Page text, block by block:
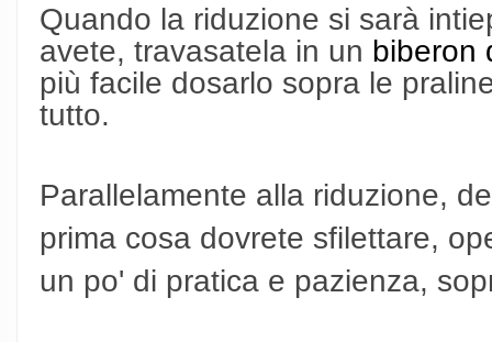
Quando la riduzione si sarà
avete, travasatela in un biberon
più facile dosarlo sopra le
tutto.
Parallelamente alla riduzione,
prima cosa dovrete sfilettare,
un po' di pratica e pazienza,